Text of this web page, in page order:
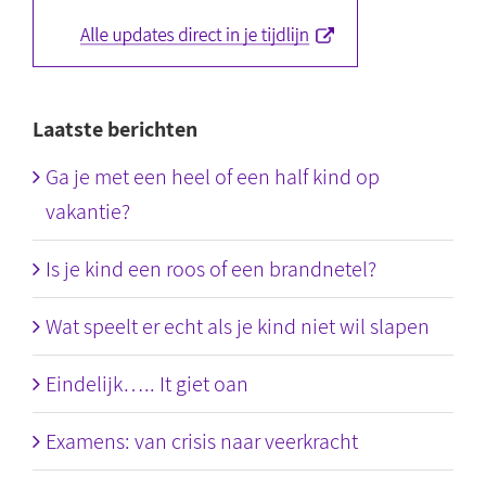
Laatste berichten
Ga je met een heel of een half kind op
vakantie?
Is je kind een roos of een brandnetel?
Wat speelt er echt als je kind niet wil slapen
Eindelijk….. It giet oan
Examens: van crisis naar veerkracht